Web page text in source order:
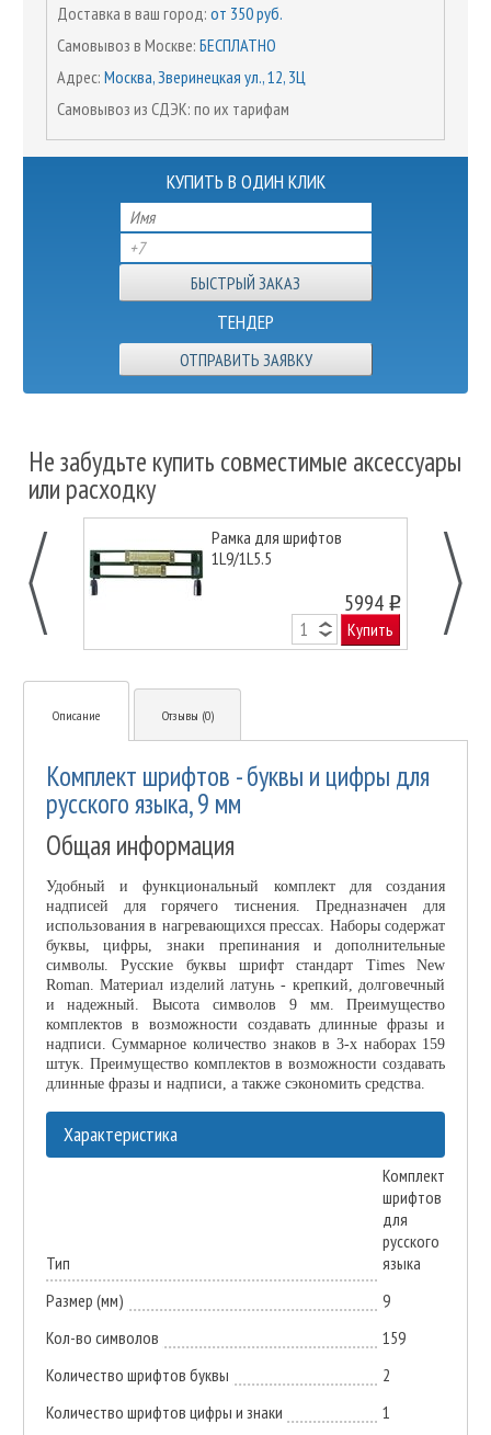
Доставка в ваш город: от 350 руб.
Самовывоз в Москве: БЕСПЛАТНО
Адрес: Москва, Зверинецкая ул., 12, 3Ц
Самовывоз из СДЭК: по их тарифам
КУПИТЬ В ОДИН КЛИК
ТЕНДЕР
ОТПРАВИТЬ ЗАЯВКУ
Не забудьте купить совместимые аксессуары
или расходку
Рамка для шрифтов
1L9/1L5.5
5994 o
Купить
Описание Отзывы (0)
Комплект шрифтов - буквы и цифры для
русского языка, 9 мм
Общая информация
Удобный и функциональный комплект для создания
надписей для горячего тиснения. Предназначен для
использования в нагревающихся прессах. Наборы содержат
буквы, цифры, знаки препинания и дополнительные
символы. Русские буквы шрифт стандарт Times New
Roman. Материал изделий латунь - крепкий, долговечный
и надежный. Высота символов 9 мм. Преимущество
комплектов в возможности создавать длинные фразы и
надписи. Суммарное количество знаков в 3-х наборах 159
штук. Преимущество комплектов в возможности создавать
длинные фразы и надписи, а также сэкономить средства.
Характеристика
Тип
Комплект
шрифтов
для
русского
языка
Размер (мм)
9
Кол-во символов
159
Количество шрифтов буквы
2
Количество шрифтов цифры и знаки
1